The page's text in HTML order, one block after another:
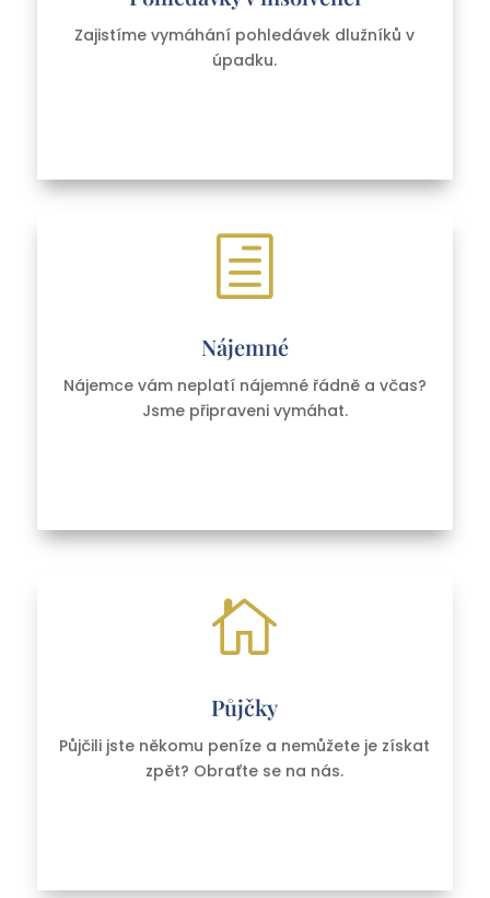
Zajistíme vymáhání pohledávek dlužníků v
úpadku.
h
Nájemné
Nájemce vám neplatí nájemné řádně a včas?
Jsme připraveni vymáhat.

Půjčky
Půjčili jste někomu peníze a nemůžete je získat
zpět? Obraťte se na nás.